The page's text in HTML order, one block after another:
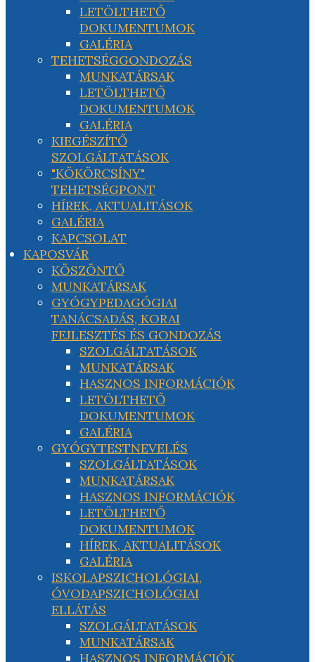
LETÖLTHETŐ
DOKUMENTUMOK
GALÉRIA
TEHETSÉGGONDOZÁS
MUNKATÁRSAK
LETÖLTHETŐ
DOKUMENTUMOK
GALÉRIA
KIEGÉSZÍTŐ
SZOLGÁLTATÁSOK
"KÖKÖRCSÍNY"
TEHETSÉGPONT
HÍREK, AKTUALITÁSOK
GALÉRIA
KAPCSOLAT
KAPOSVÁR
KÖSZÖNTŐ
MUNKATÁRSAK
GYÓGYPEDAGÓGIAI
TANÁCSADÁS, KORAI
FEJLESZTÉS ÉS GONDOZÁS
SZOLGÁLTATÁSOK
MUNKATÁRSAK
HASZNOS INFORMÁCIÓK
LETÖLTHETŐ
DOKUMENTUMOK
GALÉRIA
GYÓGYTESTNEVELÉS
SZOLGÁLTATÁSOK
MUNKATÁRSAK
HASZNOS INFORMÁCIÓK
LETÖLTHETŐ
DOKUMENTUMOK
HÍREK, AKTUALITÁSOK
GALÉRIA
ISKOLAPSZICHOLÓGIAI,
ÓVODAPSZICHOLÓGIAI
ELLÁTÁS
SZOLGÁLTATÁSOK
MUNKATÁRSAK
HASZNOS INFORMÁCIÓK